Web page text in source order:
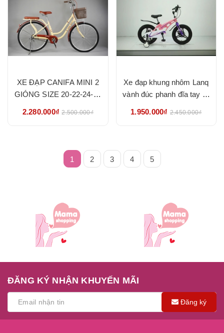
XE ĐẠP CANIFA MINI 2
GIÓNG SIZE 20-22-24-26
2.280.000₫ 2.500.000₫
Xe đạp khung nhôm Lanq
vành đúc phanh đĩa tay lái
1.950.000₫ 2.450.000₫
1 2 3 4 5
ĐĂNG KÝ NHẬN KHUYẾN MÃI
Đăng ký